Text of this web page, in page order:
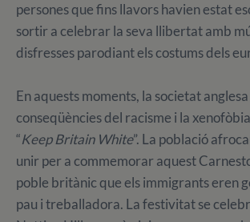
persones que fins llavors havien estat
sortir a celebrar la seva llibertat amb
disfresses parodiant els costums dels
En aquests moments, la societat
conseqüències del racisme i la
“Keep Britain White”. La població
unir per a commemorar aquest
poble britànic que els immigrants eren
pau i treballadora. La festivitat se